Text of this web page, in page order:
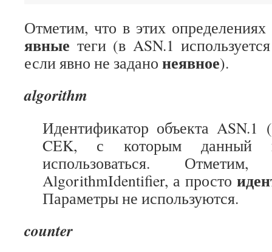
Отметим, что в этих
явные теги (в ASN.1
если явно не задано неявное).
algorithm
Идентификатор объекта ASN.1
CEK, с которым данный
использоваться.
AlgorithmIdentifier, а просто
Параметры не используются.
counter